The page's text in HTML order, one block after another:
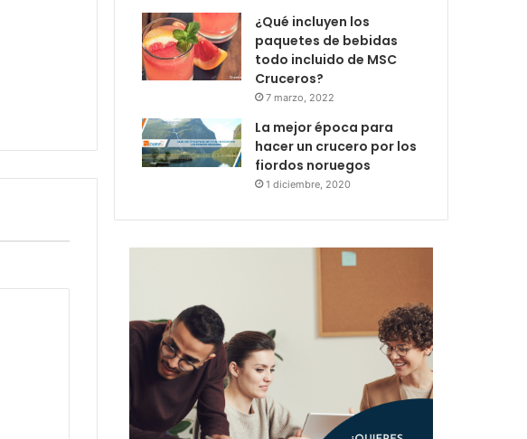
¿Qué incluyen los
paquetes de bebidas
todo incluido de MSC
Cruceros?
7 marzo, 2022
La mejor época para
hacer un crucero por los
fiordos noruegos
1 diciembre, 2020